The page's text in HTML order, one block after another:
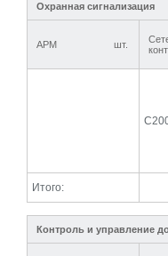
Охранная сигнализация
АРМ шт.
Итого:
Контроль и управление